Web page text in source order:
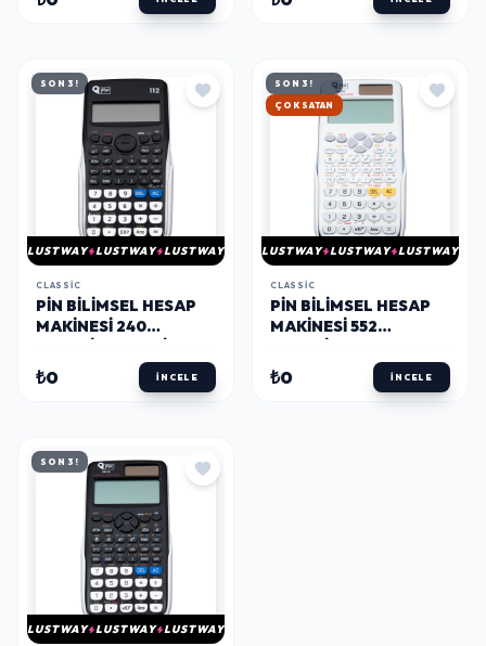
SON 3!
LUSTWAY LUSTWAY LUSTWAY
CLASSIC
PIN BILIMSEL HESAP
MAKINESI 240
₺0 İNCELE
SON 3!
HIZLI KARGO
LUSTWAY LUSTWAY LUSTWAY
CLASSIC
PIN BILIMSEL HESAP
MAKINESI 552
₺0 İNCELE
SON 3!
LUSTWAY LUSTWAY LUSTWAY